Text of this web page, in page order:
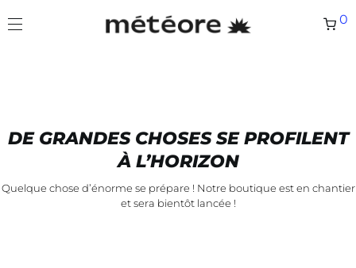
0
DE GRANDES CHOSES SE PROFILENT
À L’HORIZON
Quelque chose d’énorme se prépare ! Notre boutique est en chantier
et sera bientôt lancée !